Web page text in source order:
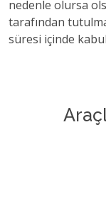
nedenle olursa
tarafından
süresi içinde